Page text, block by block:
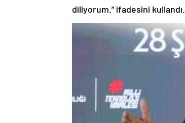
diliyorum.” ifadesini kullandı.